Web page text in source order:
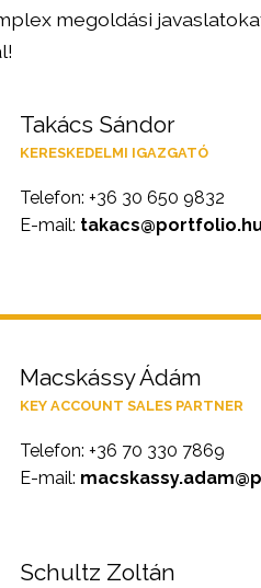
megoldási
Takács Sándor
KERESKEDELMI IGAZGATÓ
Telefon: +36 30 650 9832
E-mail:
Macskássy Ádám
KEY ACCOUNT SALES PARTNER
Telefon: +36 70 330 7869
E-mail:
Schultz Zoltán